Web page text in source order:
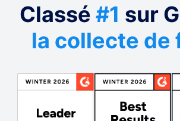
Classé #1 sur
la collecte de